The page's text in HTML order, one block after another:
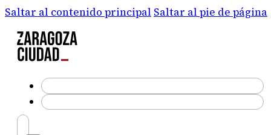
Saltar al contenido principal Saltar al pie de página